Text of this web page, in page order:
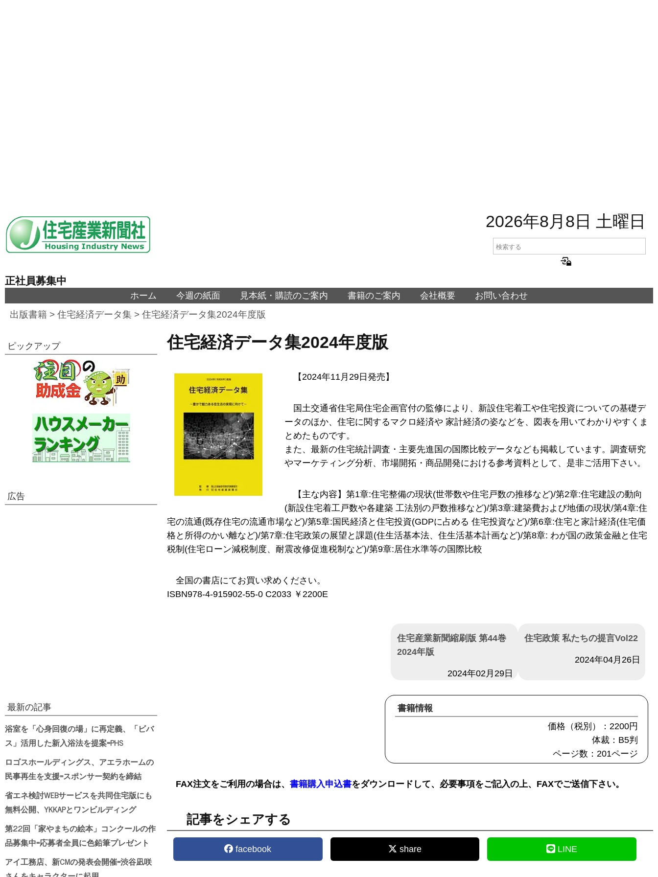
2026年8月8日 土曜日
正社員募集中
ホーム 今週の紙面 見本紙・購読のご案内 書籍のご案内 会社概要 お問い合わせ
出版書籍 > 住宅経済データ集 > 住宅経済データ集2024年度版
住宅経済データ集2024年度版
【2024年11月29日発売】
国土交通省住宅局住宅企画官付の監修により、新設住宅着工や住宅投資についての基礎デ
ータのほか、住宅に関するマクロ経済や 家計経済の姿などを、図表を用いてわかりやすくま
とめたものです。
また、最新の住宅統計調査・主要先進国の国際比較データなども掲載しています。調査研究
やマーケティング分析、市場開拓・商品開発における参考資料として、是非ご活用下さい。
【主な内容】第1章:住宅整備の現状(世帯数や住宅戸数の推移など)/第2章:住宅建設の動向
(新設住宅着工戸数や各建築 工法別の戸数推移など)/第3章:建築費および地価の現状/第4章:住
宅の流通(既存住宅の流通市場など)/第5章:国民経済と住宅投資(GDPに占める 住宅投資など)/第6章:住宅と家計経済(住宅価
格と所得のかい離など)/第7章:住宅政策の展望と課題(住生活基本法、住生活基本計画など)/第8章: わが国の政策金融と住宅
税制(住宅ローン減税制度、耐震改修促進税制など)/第9章:居住水準等の国際比較
全国の書店にてお買い求めください。
ISBN978-4-915902-55-0 C2033 ￥2200E
住宅産業新聞縮刷版 第44巻
2024年版
2024年02月29日
住宅政策 私たちの提言Vol22
2024年04月26日
書籍情報
価格（税別）：2200円
体裁：B5判
ページ数：201ページ
FAX注文をご利用の場合は、 書籍購入申込書をダウンロードして、必要事項をご記入の上、FAXでご送信下さい。
記事をシェアする
facebook share LINE
ピックアップ
広告
最新の記事
浴室を「心身回復の場」に再定義、「ビバ
ス」活用した新入浴法を提案=PHS
ロゴスホールディングス、アエラホームの
民事再生を支援=スポンサー契約を締結
省エネ検討WEBサービスを共同住宅版にも
無料公開、YKKAPとワンビルディング
第22回「家やまちの絵本」コンクールの作
品募集中=応募者全員に色鉛筆プレゼント
アイ工務店、新CMの発表会開催=渋谷凪咲